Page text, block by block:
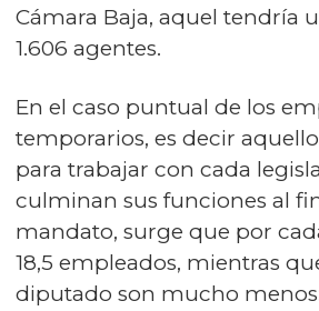
Cámara Baja, aquel tendría
1.606 agentes.
En el caso puntual de los
temporarios, es decir
para trabajar con cada
culminan sus funciones al
mandato, surge que por
18,5 empleados, mientras
diputado son mucho menos: